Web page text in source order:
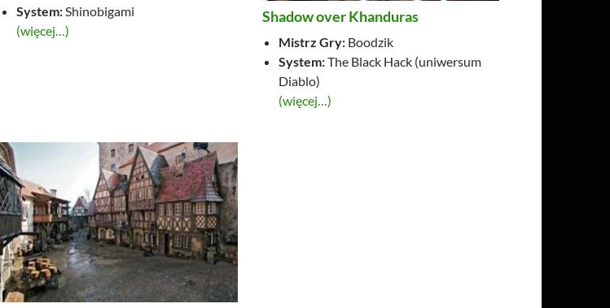
System: Shinobigami
(więcej…)
Shadow over Khanduras
Mistrz Gry:Boodzik
System:The Black Hack (uniwersum
Diablo)
(więcej…)